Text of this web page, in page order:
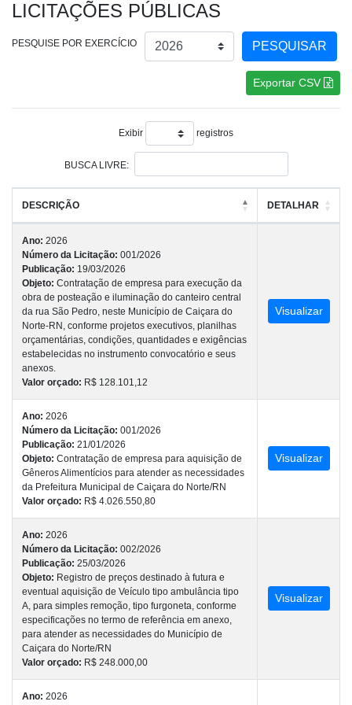
LICITAÇÕES PÚBLICAS
PESQUISE POR EXERCÍCIO
Exportar CSV
Exibir registros
BUSCA LIVRE:
DESCRIÇÃO DETALHAR
Ano: 2026
Número da Licitação: 001/2026
Publicação: 19/03/2026
Objeto: Contratação de empresa para execução da
obra de posteação e iluminação do canteiro central
da rua São Pedro, neste Município de Caiçara do
Norte-RN, conforme projetos executivos, planilhas
orçamentárias, condições, quantidades e exigências
estabelecidas no instrumento convocatório e seus
anexos.
Valor orçado: R$ 128.101,12
Visualizar
Ano: 2026
Número da Licitação: 001/2026
Publicação: 21/01/2026
Objeto: Contratação de empresa para aquisição de
Gêneros Alimentícios para atender as necessidades
da Prefeitura Municipal de Caiçara do Norte/RN
Valor orçado: R$ 4.026.550,80
Visualizar
Ano: 2026
Número da Licitação: 002/2026
Publicação: 25/03/2026
Objeto: Registro de preços destinado à futura e
eventual aquisição de Veículo tipo ambulância tipo
A, para simples remoção, tipo furgoneta, conforme
especificações no termo de referência em anexo,
para atender as necessidades do Município de
Caiçara do Norte/RN
Valor orçado: R$ 248.000,00
Visualizar
Ano: 2026